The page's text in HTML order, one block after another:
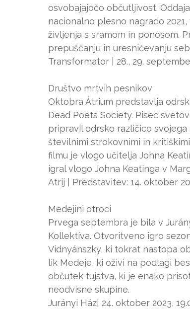
osvobajajočo občutljivost.
nacionalno plesno nagrado
življenja s sramom in ponosom.
prepuščanju in uresničevanju
Transformator | 28., 29.
Društvo mrtvih pesnikov
Oktobra Átrium predstavlja
Dead Poets Society. Pisec
pripravil odrsko različico
številnimi strokovnimi in
filmu je vlogo učitelja Johna
igral vlogo Johna Keatinga v
Atrij | Predstavitev: 14. oktober
Medejini otroci
Prvega septembra je bila v
Kollektíva. Otvoritveno igro
Vidnyánszky, ki tokrat nastopa
lik Medeje, ki oživi na podlagi
občutek tujstva, ki je enako
neodvisne skupine.
Jurányi Ház| 24. oktober 2023,